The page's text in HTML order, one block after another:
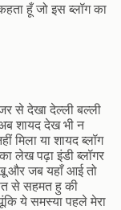
हूँ जो इस ब्लॉग का
से देखा देल्ली बल्ली
शायद देख भी न
मिला या शायद ब्लॉग
लेख पढ़ा इंडी ब्लॉगर
जब यहाँ आई तो
से सहमत हु की
ये समस्या पहले मेरा